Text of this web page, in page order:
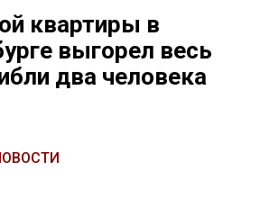
квартиры в
выгорел весь
два человека